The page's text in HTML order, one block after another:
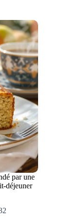
par une
déjeuner